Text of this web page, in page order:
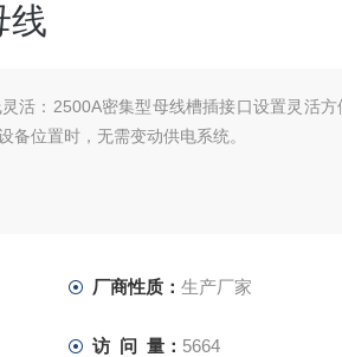
线
活：2500A密集型母线槽插接口设置灵活方
备位置时，无需变动供电系统。
厂商性质： 生产厂家
访 问 量： 5664